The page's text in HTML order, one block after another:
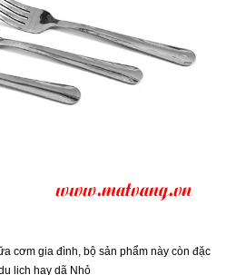
cơm gia đình, bộ sản phẩm này còn đặc
lịch hay dã Nhỏ